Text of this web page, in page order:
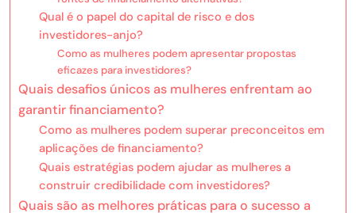
Qual é o papel do capital de risco e dos
investidores-anjo?
Como as mulheres podem apresentar propostas
eficazes para investidores?
Quais desafios únicos as mulheres enfrentam ao
garantir financiamento?
Como as mulheres podem superar preconceitos em
aplicações de financiamento?
Quais estratégias podem ajudar as mulheres a
construir credibilidade com investidores?
Quais são as melhores práticas para o sucesso a